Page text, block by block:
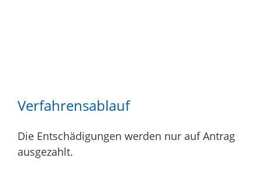
Verfahrensablauf
Die Entschädigungen werden nur auf Antrag
ausgezahlt.